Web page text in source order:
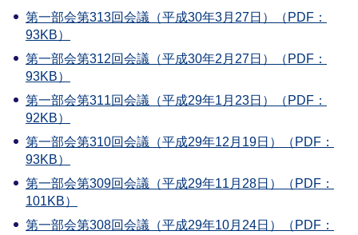
第一部会第313回会議（平成30年3月27日）（PDF：
93KB）
第一部会第312回会議（平成30年2月27日）（PDF：
93KB）
第一部会第311回会議（平成29年1月23日）（PDF：
92KB）
第一部会第310回会議（平成29年12月19日）（PDF：
93KB）
第一部会第309回会議（平成29年11月28日）（PDF：
101KB）
第一部会第308回会議（平成29年10月24日）（PDF：